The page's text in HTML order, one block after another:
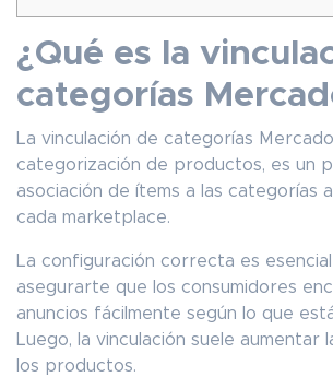
¿Qué es la
categorías
La vinculación de categorías
categorización de productos, es un
asociación de ítems a las categorías
cada marketplace.
La configuración correcta es
asegurarte que los consumidores
anuncios fácilmente según lo que
Luego, la vinculación suele aumentar
los productos.